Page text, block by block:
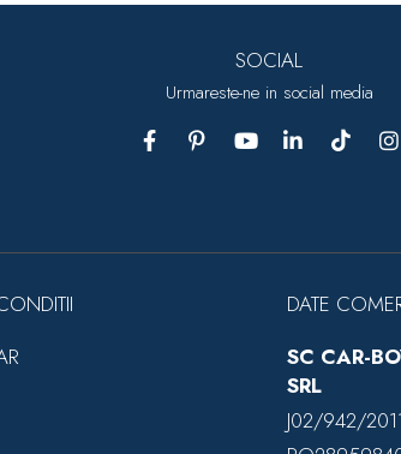
SOCIAL
Urmareste-ne in social media
DATE
SC CAR-
SRL
J02/942/